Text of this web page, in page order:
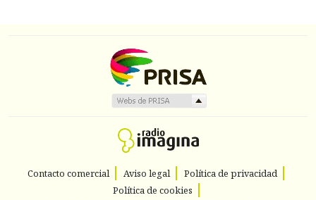
Contacto comercial Aviso legal
Política de privacidad
Política de cookies